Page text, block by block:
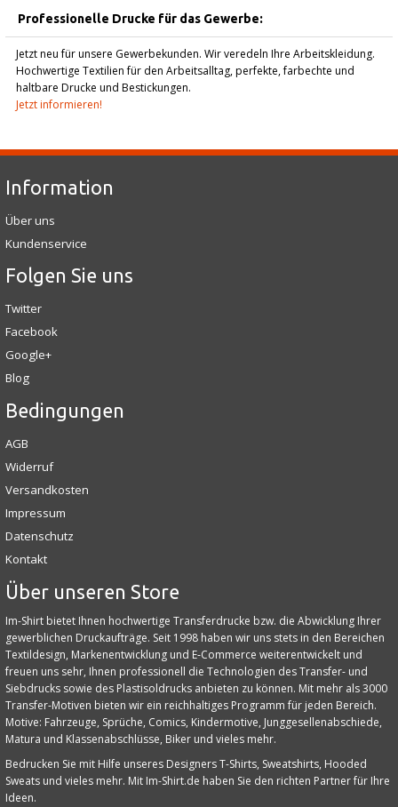
Professionelle Drucke für das Gewerbe:
Jetzt neu für unsere Gewerbekunden. Wir veredeln Ihre Arbeitskleidung.
Hochwertige Textilien für den Arbeitsalltag, perfekte, farbechte und
haltbare Drucke und Bestickungen.
Jetzt informieren!
Information
Über uns
Kundenservice
Folgen Sie uns
Twitter
Facebook
Google+
Blog
Bedingungen
AGB
Widerruf
Versandkosten
Impressum
Datenschutz
Kontakt
Über unseren Store
Im-Shirt bietet Ihnen hochwertige Transferdrucke bzw. die Abwicklung Ihrer
gewerblichen Druckaufträge. Seit 1998 haben wir uns stets in den Bereichen
Textildesign, Markenentwicklung und E‑Commerce weiterentwickelt und
freuen uns sehr, Ihnen professionell die Technologien des Transfer- und
Siebdrucks sowie des Plastisoldrucks anbieten zu können. Mit mehr als 3000
Transfer-Motiven bieten wir ein reichhaltiges Programm für jeden Bereich.
Motive: Fahrzeuge, Sprüche, Comics, Kindermotive, Junggesellenabschiede,
Matura und Klassenabschlüsse, Biker und vieles mehr.
Bedrucken Sie mit Hilfe unseres Designers T-Shirts, Sweatshirts, Hooded
Sweats und vieles mehr. Mit Im-Shirt.de haben Sie den richten Partner für Ihre
Ideen.